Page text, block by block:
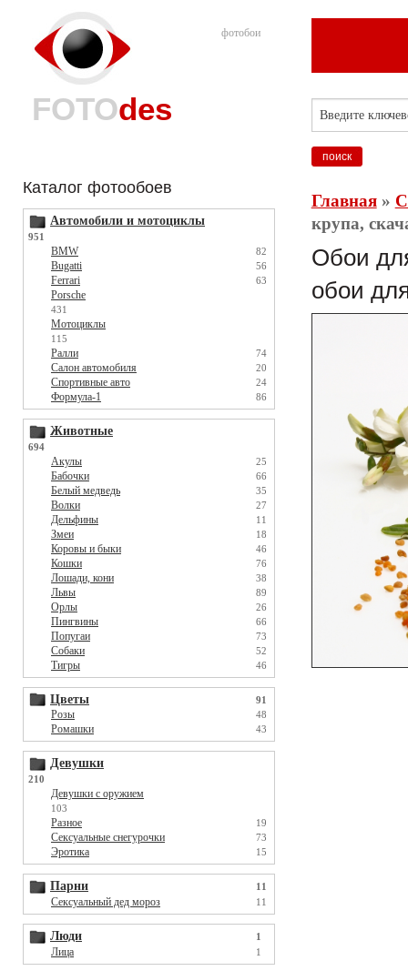
фотобои
FOTOdes
Каталог фотообоев
Автомобили и мотоциклы
951
BMW 82
Bugatti 56
Ferrari 63
Porsche
431
Мотоциклы
115
Ралли 74
Салон автомобиля 20
Спортивные авто 24
Формула-1 86
Животные
694
Акулы 25
Бабочки 66
Белый медведь 35
Волки 27
Дельфины 11
Змеи 18
Коровы и быки 46
Кошки 76
Лошади, кони 38
Львы 89
Орлы 26
Пингвины 66
Попугаи 73
Собаки 52
Тигры 46
Цветы 91
Розы 48
Ромашки 43
Девушки
210
Девушки с оружием
103
Разное 19
Сексуальные снегурочки 73
Эротика 15
Парни 11
Сексуальный дед мороз 11
Люди 1
Лица 1
Главная»
крупа,
Обои
обои